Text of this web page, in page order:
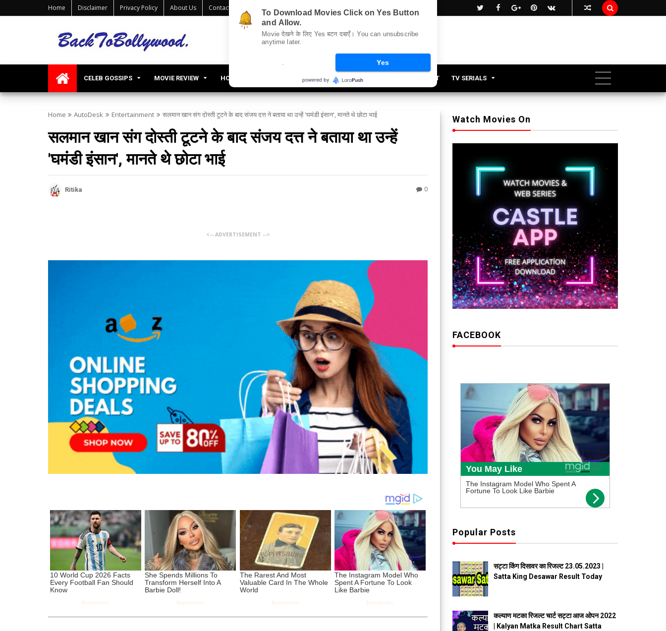
Home Disclaimer Privacy Policy About Us Contact Us Sitemap 
CELEB GOSSIPS MOVIE REVIEW HOLLYWOOD UPDATES LIFESTYLE OFFBEAT TV SERIALS
Home AutoDesk Entertainment सलमान खान संग दोस्ती टूटने के बाद संजय दत्त ने बताया था उन्हें 'घमंडी इंसान', मानते थे छोटा भाई
सलमान खान संग दोस्ती टूटने के बाद संजय दत्त ने बताया था उन्हें
'घमंडी इंसान', मानते थे छोटा भाई
Ritika 0
<-- ADVERTISEMENT -->
Watch Movies On
FACEBOOK
Popular Posts
सट्टा किंग दिसावर का रिजल्ट 23.05.2023 |
Satta King Desawar Result Today
कल्याण मटका रिजल्ट चार्ट सट्टा आज ओपन 2022
| Kalyan Matka Result Chart Satta
To Download Movies Click on Yes Button
and Allow.
Movie देखने के लिए Yes बटन दबाएँ। You can unsubscribe
anytime later.
Yes